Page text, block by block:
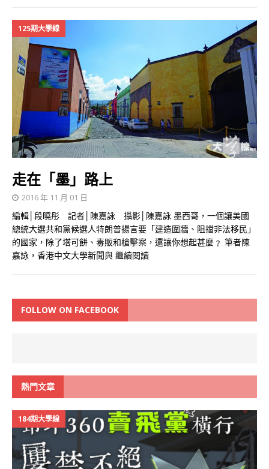
125期大學線
走在「墨」路上
2016 年 11 月 01 日
編輯│段曉彤 記者│陳嘉詠 攝影│陳嘉詠 墨西哥，一個讓美國
總統大選共和黨候選人特朗普揚言要「建造圍牆、阻擋非法移民」
的國家，除了塔可餅、毒販和槍擊案，還讓你想起甚麼﹖ 筆者陳
嘉詠，香港中文大學新聞與 繼續閱讀
FOLLOW ON FACEBOOK
熱門文章
184期大學線